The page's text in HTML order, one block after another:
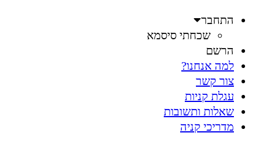
התחבר
שכחתי סיסמא
הרשם
למה אנחנו?
צור קשר
עגלת קניות
שאלות ותשובות
מדריכי קניה